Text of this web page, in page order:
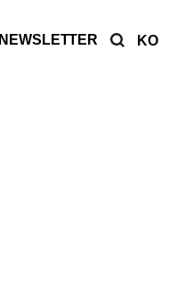
NEWSLETTER KO